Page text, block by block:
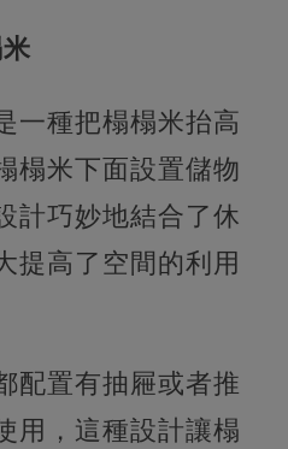
一種把榻榻米抬高
榻米下面設置儲物
計巧妙地結合了休
提高了空間的利用
配置有抽屜或者推
用，這種設計讓榻